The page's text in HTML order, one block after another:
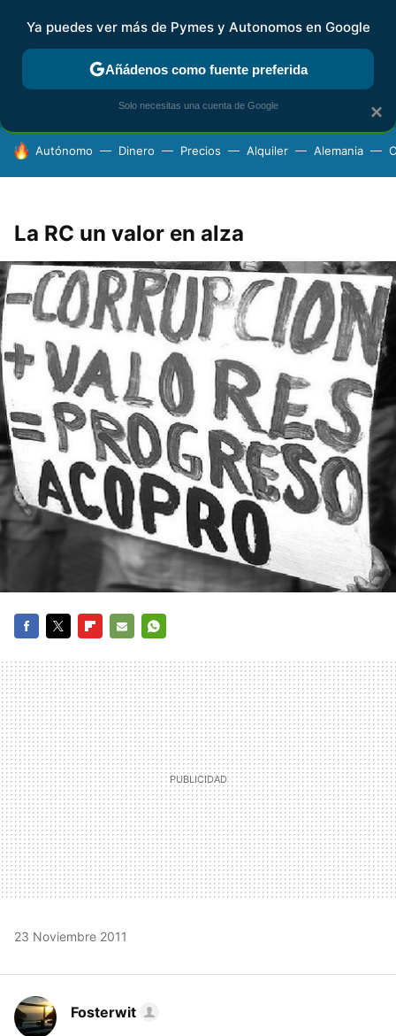
FISCALIDAD Y CONTABILIDAD KIT DIGITAL RENTA
HOY SE HABLA DE
Autónomo Dinero Precios Alquiler Alemania
La RC un valor en alza
MAIL
23 Noviembre 2011
Fosterwit
×
Ya puedes ver más de Pymes y Autonomos en Google
Añádenos como fuente preferida
Solo necesitas una cuenta de Google